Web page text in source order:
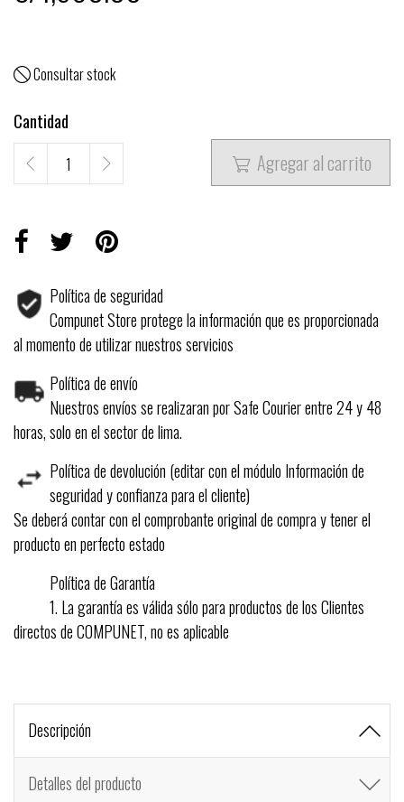
Consultar stock
Cantidad
 Agregar al carrito
Política de seguridad
Compunet Store protege la información que es proporcionada
al momento de utilizar nuestros servicios
Política de envío
Nuestros envíos se realizaran por Safe Courier entre 24 y 48
horas, solo en el sector de lima.
Política de devolución (editar con el módulo Información de
seguridad y confianza para el cliente)
Se deberá contar con el comprobante original de compra y tener el
producto en perfecto estado
Política de Garantía
1. La garantía es válida sólo para productos de los Clientes
directos de COMPUNET, no es aplicable
Descripción
Detalles del producto